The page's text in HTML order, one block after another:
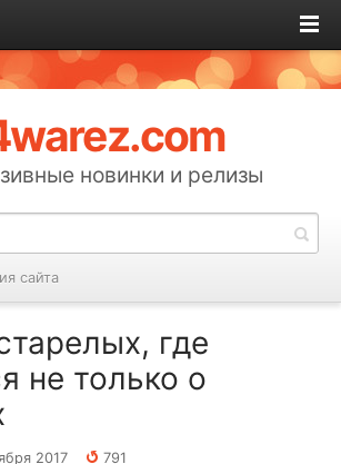
новинки и релизы
сайта
где
не только о
2017
791